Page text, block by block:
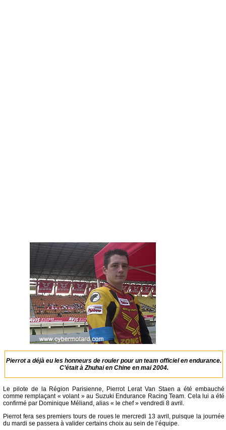
Pierrot a déjà eu les honneurs de rouler pour un team officiel en endurance.
C’était à Zhuhai en Chine en mai 2004.
Le pilote de la Région Parisienne, Pierrot Lerat Van Staen a été embauché
comme remplaçant « volant » au Suzuki Endurance Racing Team. Cela lui a été
confirmé par Dominique Méliand, alias « le chef » vendredi 8 avril.
Pierrot fera ses premiers tours de roues le mercredi 13 avril, puisque la journée
du mardi se passera à valider certains choix au sein de l’équipe.